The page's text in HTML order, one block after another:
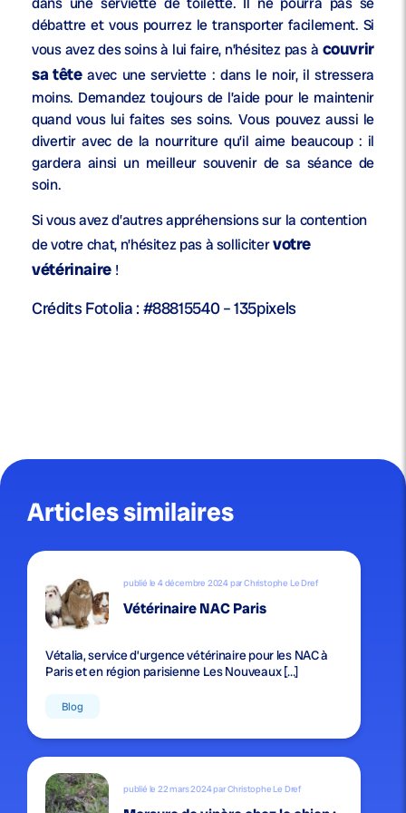
débattre et vous pourrez le transporter facilement. Si
vous avez des soins à lui faire, n’hésitez pas à couvrir
sa têteavec une serviette : dans le noir, il stressera
moins. Demandez toujours de l’aide pour le maintenir
quand vous lui faites ses soins. Vous pouvez aussi le
divertir avec de la nourriture qu’il aime beaucoup : il
gardera ainsi un meilleur souvenir de sa séance de
soin.
Si vous avez d’autres appréhensions sur la contention
de votre chat, n’hésitez pas à sollicitervotre
vétérinaire !
Crédits Fotolia : #88815540 – 135pixels
Articles similaires
publié le 4 décembre 2024 par Christophe Le Dref
Vétérinaire NAC Paris
Vétalia, service d’urgence vétérinaire pour les NAC à
Paris et en région parisienne Les Nouveaux […]
Blog
publié le 22 mars 2024 par Christophe Le Dref